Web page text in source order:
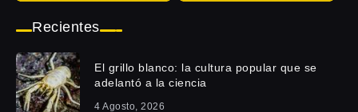
Recientes
El grillo blanco: la cultura popular que se
adelantó a la ciencia
4 Agosto, 2026